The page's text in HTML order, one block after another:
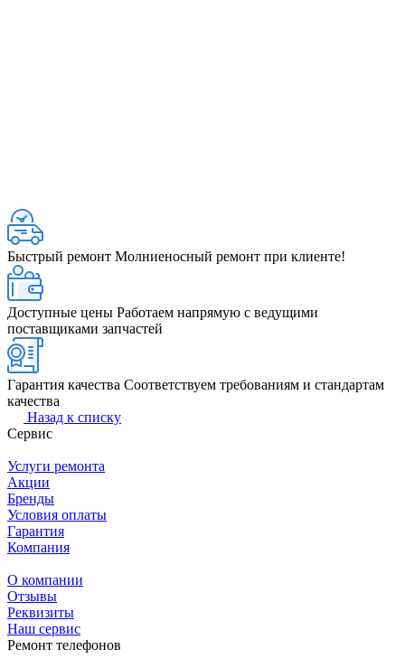
Быстрый ремонт Молниеносный ремонт при клиенте!
Доступные цены Работаем напрямую с ведущими
поставщиками запчастей
Гарантия качества Соответствуем требованиям и стандартам
качества
Назад к списку
Сервис
Услуги ремонта
Акции
Бренды
Условия оплаты
Гарантия
Компания
О компании
Отзывы
Реквизиты
Наш сервис
Ремонт телефонов